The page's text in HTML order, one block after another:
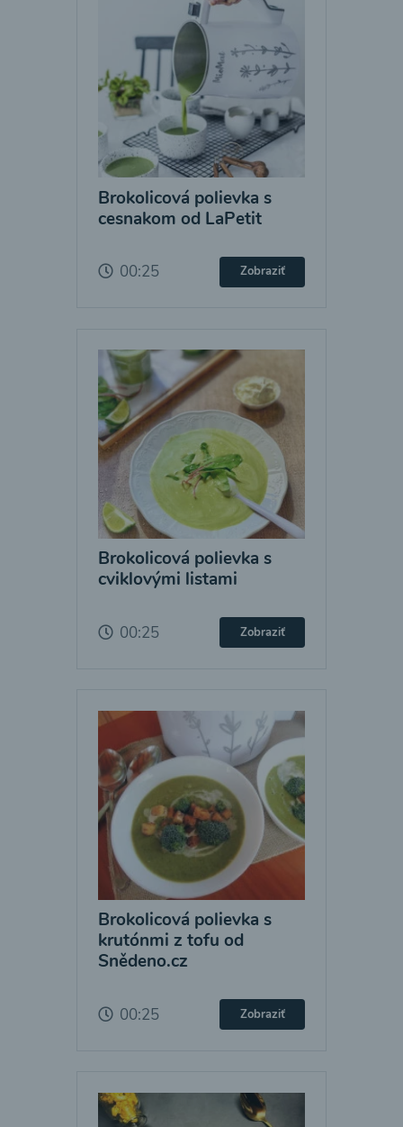
Brokolicová polievka s
cesnakom od LaPetit
00:25 Zobraziť
Brokolicová polievka s
cviklovými listami
00:25 Zobraziť
Brokolicová polievka s
krutónmi z tofu od
Snědeno.cz
00:25 Zobraziť